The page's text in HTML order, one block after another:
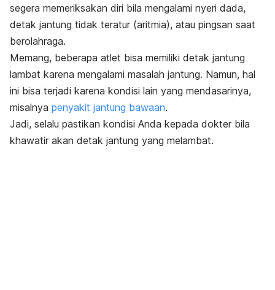
segera memeriksakan diri bila mengalami nyeri dada,
detak jantung tidak teratur (aritmia), atau pingsan saat
berolahraga.
Memang, beberapa atlet bisa memiliki detak jantung
lambat karena mengalami masalah jantung. Namun, hal
ini bisa terjadi karena kondisi lain yang mendasarinya,
misalnya penyakit jantung bawaan.
Jadi, selalu pastikan kondisi Anda kepada dokter bila
khawatir akan detak jantung yang melambat.